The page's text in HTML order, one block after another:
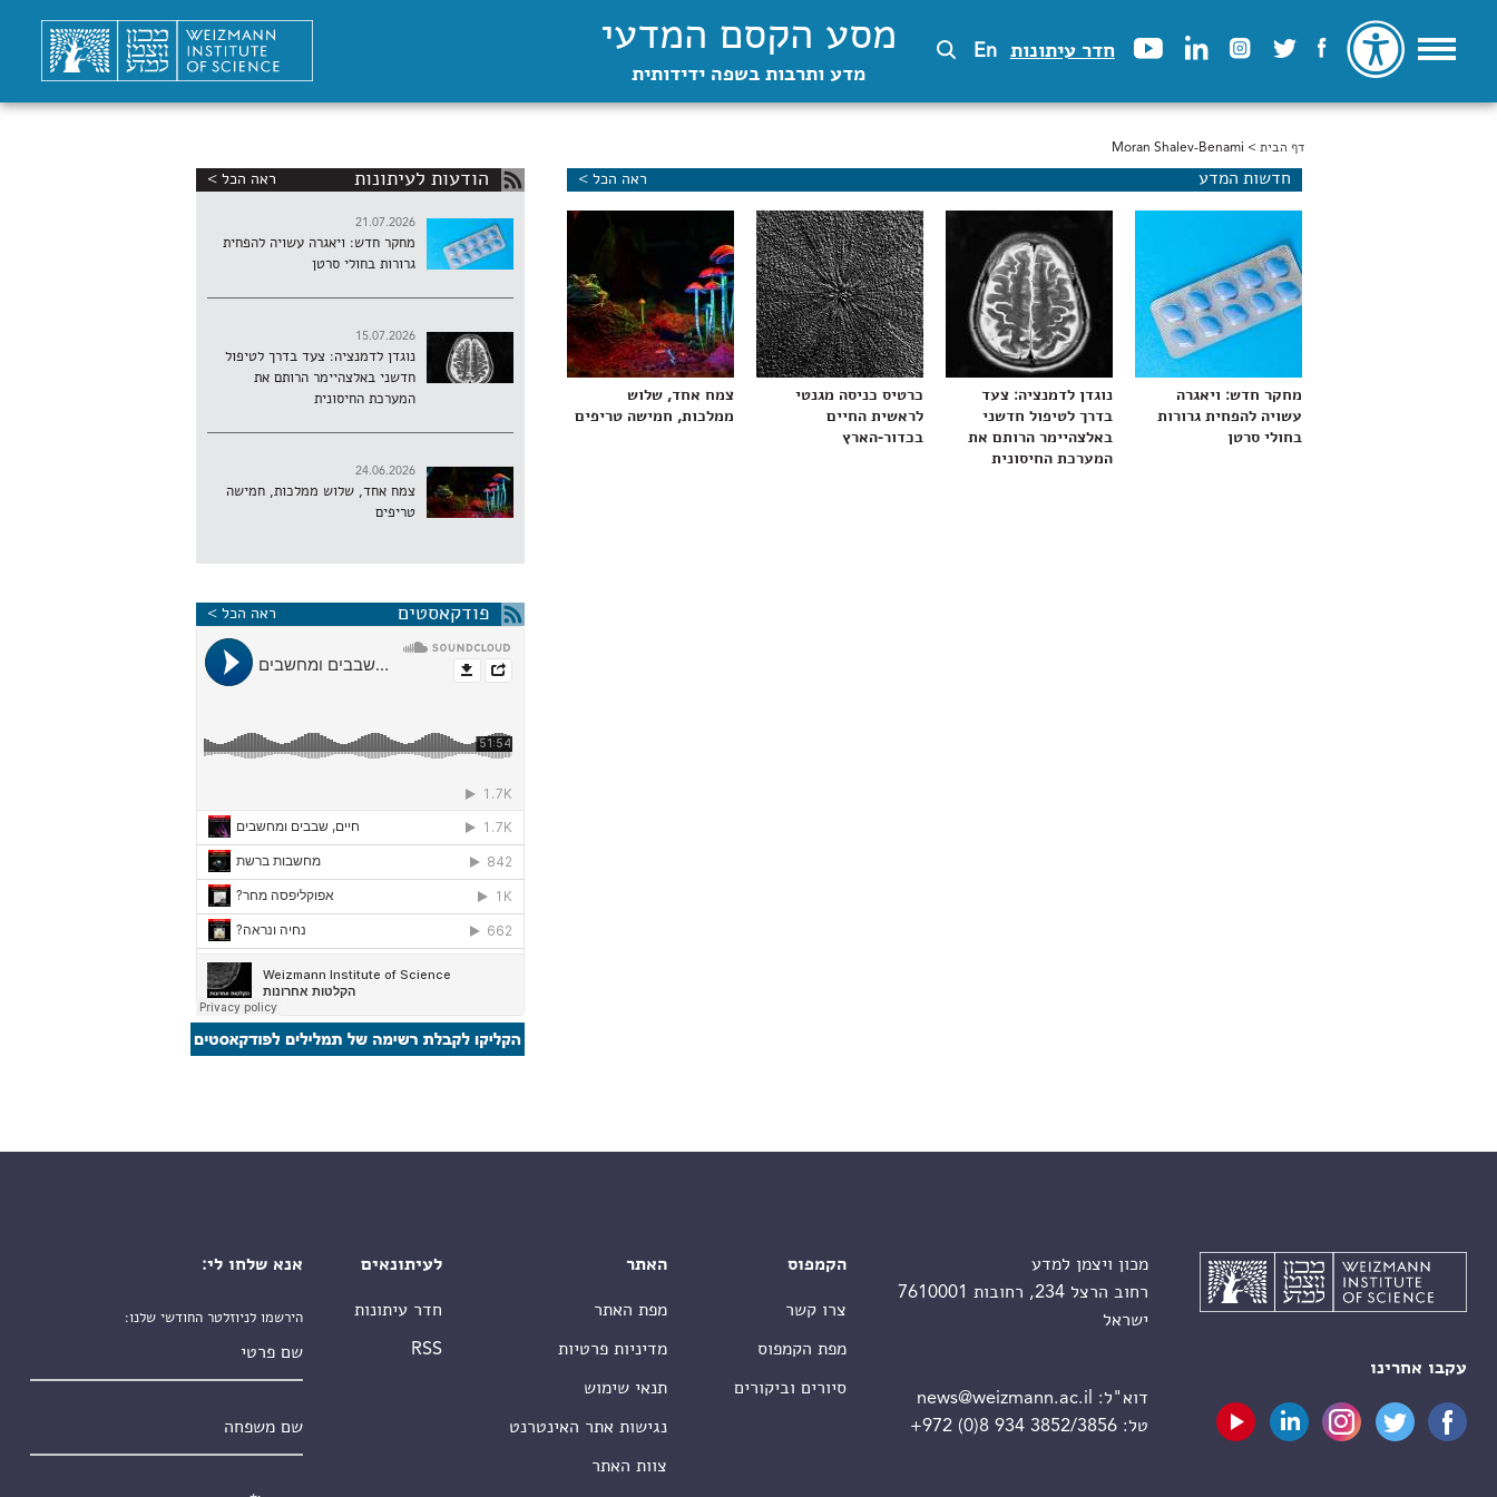
חדר עיתונות En מסע הקסם המדעי
מדע ותרבות בשפה ידידותית
הינך נמצא כאן
דף הבית > Moran Shalev-Benami
חדשות המדע ראה הכל >
מחקר חדש: ויאגרה
עשויה להפחית גרורות
בחולי סרטן
נוגדן לדמנציה: צעד
בדרך לטיפול חדשני
באלצהיימר הרותם את
המערכת החיסונית
כרטיס כניסה מגנטי
לראשית החיים
בכדור-הארץ
צמח אחד, שלוש
ממלכות, חמישה טריפים
הודעות לעיתונות ראה הכל >
21.07.2026
מחקר חדש: ויאגרה עשויה להפחית
גרורות בחולי סרטן
15.07.2026
נוגדן לדמנציה: צעד בדרך לטיפול
חדשני באלצהיימר הרותם את
המערכת החיסונית
24.06.2026
צמח אחד, שלוש ממלכות, חמישה
טריפים
פודקאסטים ראה הכל >
עקבו אחרינו
מכון ויצמן למדע
רחוב הרצל 234, רחובות 7610001
ישראל
דוא"ל:
news@weizmann.ac.il
טל:+972 (0)8 934 3852/3856
הקמפוס
צרו קשר
מפת הקמפוס
סיורים וביקורים
האתר
מפת האתר
מדיניות פרטיות
תנאי שימוש
נגישות אתר האינטרנט
צוות האתר
לעיתונאים
חדר עיתונות
RSS
אנא שלחו לי:
הירשמו לניוזלטר החודשי שלנו: